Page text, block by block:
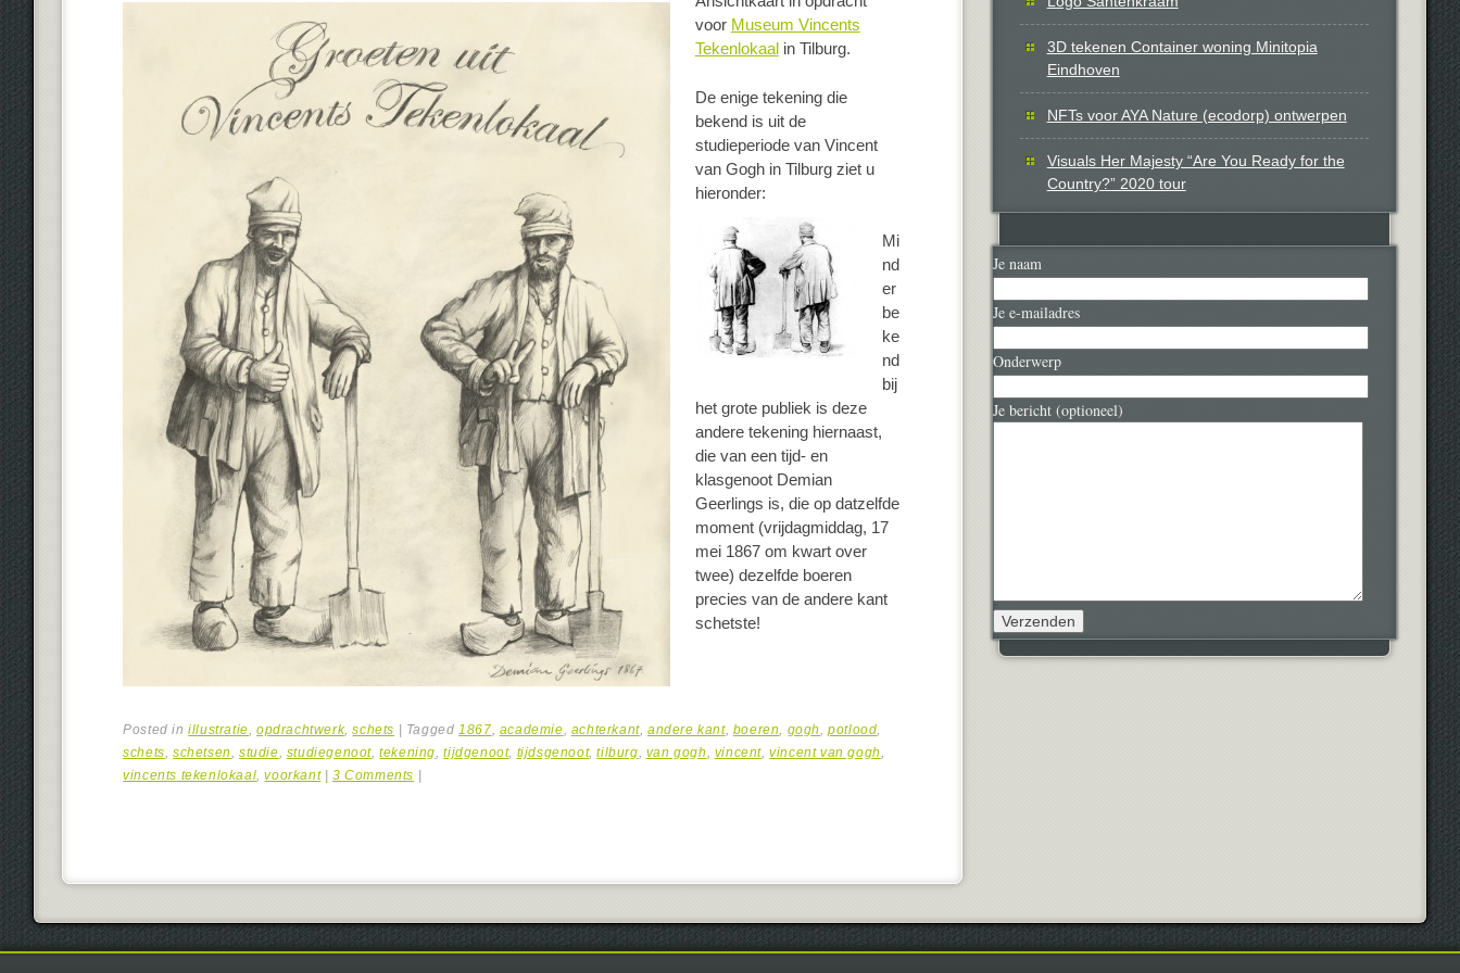
voor Museum Vincents
Tekenlokaalin Tilburg.
De enige tekening die
bekend is uit de
studieperiode van Vincent
van Gogh in Tilburg ziet u
hieronder:
Mi
nd
er
be
ke
nd
bij
het grote publiek is deze
andere tekening hiernaast,
die van een tijd- en
klasgenoot Demian
Geerlings is, die op datzelfde
moment (vrijdagmiddag, 17
mei 1867 om kwart over
twee) dezelfde boeren
precies van de andere kant
schetste!
Posted inillustratie ,opdrachtwerk,schets | Tagged 1867 academie achterkant, andere kant, boeren gogh ,potlood
schets ,schetsen ,studie studiegenoot ,tekening ,tijdgenoot, tijdsgenoot,tilburg van gogh vincent,vincent van gogh
vincents tekenlokaal ,voorkant |3 Comments |
3D tekenen Container woning Minitopia
Eindhoven
NFTs voor AYA Nature (ecodorp) ontwerpen
Visuals Her Majesty “Are You Ready for the
Country?” 2020 tour
Je naam
Je e-mailadres
Onderwerp
Je bericht (optioneel)